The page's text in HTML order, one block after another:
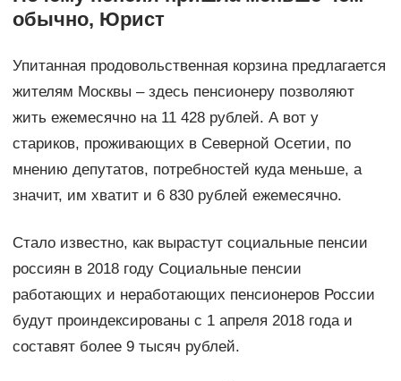
обычно, Юрист
Упитанная продовольственная корзина предлагается
жителям Москвы – здесь пенсионеру позволяют
жить ежемесячно на 11 428 рублей. А вот у
стариков, проживающих в Северной Осетии, по
мнению депутатов, потребностей куда меньше, а
значит, им хватит и 6 830 рублей ежемесячно.
Стало известно, как вырастут социальные пенсии
россиян в 2018 году Социальные пенсии
работающих и неработающих пенсионеров России
будут проиндексированы с 1 апреля 2018 года и
составят более 9 тысяч рублей.